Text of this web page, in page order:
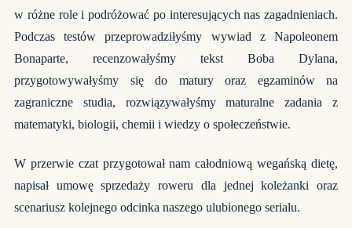
w różne role i podróżować po interesujących nas zagadnieniach.
Podczas testów przeprowadziłyśmy wywiad z Napoleonem
Bonaparte, recenzowałyśmy tekst Boba Dylana,
przygotowywałyśmy się do matury oraz egzaminów na
zagraniczne studia, rozwiązywałyśmy maturalne zadania z
matematyki, biologii, chemii i wiedzy o społeczeństwie.
W przerwie czat przygotował nam całodniową wegańską dietę,
napisał umowę sprzedaży roweru dla jednej koleżanki oraz
scenariusz kolejnego odcinka naszego ulubionego serialu.